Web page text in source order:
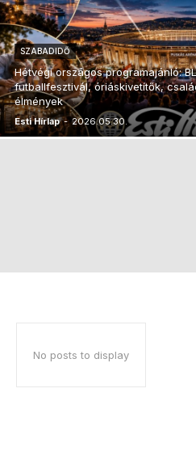
SZABADIDŐ
Hétvégi országos programajánló:
futballfesztivál, óriáskivetítők,
élmények
Esti Hírlap - 2026.05.30.
No posts to display